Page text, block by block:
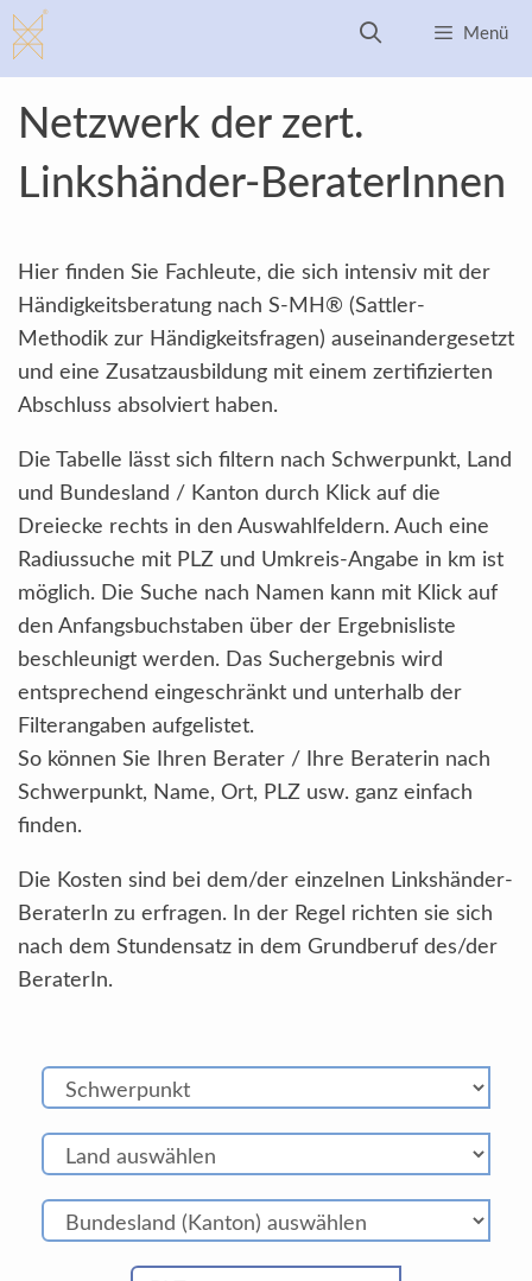
Zum
Inhalt
springen
Menü
Netzwerk der zert.
Linkshänder-BeraterInnen
Hier finden Sie Fachleute, die sich intensiv mit der
Händigkeitsberatung nach S-MH® (Sattler-
Methodik zur Händigkeitsfragen) auseinandergesetzt
und eine Zusatzausbildung mit einem zertifizierten
Abschluss absolviert haben.
Die Tabelle lässt sich filtern nach Schwerpunkt, Land
und Bundesland / Kanton durch Klick auf die
Dreiecke rechts in den Auswahlfeldern. Auch eine
Radiussuche mit PLZ und Umkreis-Angabe in km ist
möglich. Die Suche nach Namen kann mit Klick auf
den Anfangsbuchstaben über der Ergebnisliste
beschleunigt werden. Das Suchergebnis wird
entsprechend eingeschränkt und unterhalb der
Filterangaben aufgelistet.
So können Sie Ihren Berater / Ihre Beraterin nach
Schwerpunkt, Name, Ort, PLZ usw. ganz einfach
finden.
Die Kosten sind bei dem/der einzelnen Linkshänder-
BeraterIn zu erfragen. In der Regel richten sie sich
nach dem Stundensatz in dem Grundberuf des/der
BeraterIn.